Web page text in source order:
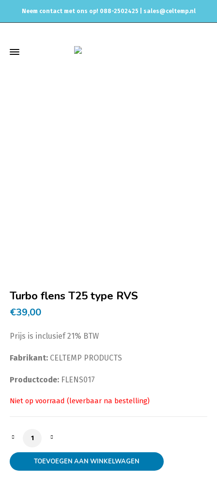
Neem contact met ons op! 088-2502425 | sales@celtemp.nl
Turbo flens T25 type RVS
€39,00
Prijs is inclusief 21% BTW
Fabrikant: CELTEMP PRODUCTS
Productcode: FLENS017
Turbo flens T25 type RVS aantal
TOEVOEGEN AAN WINKELWAGEN